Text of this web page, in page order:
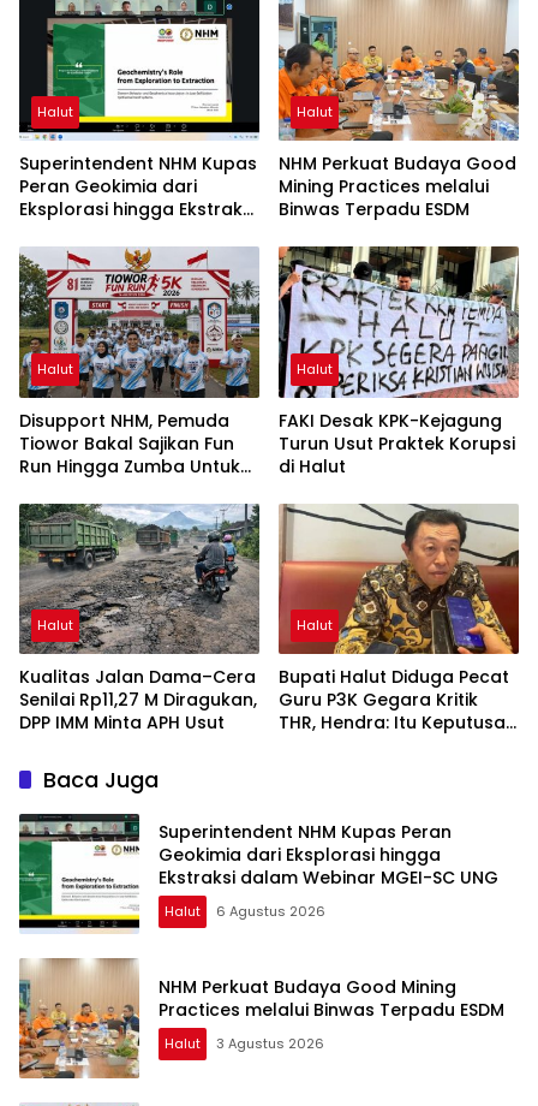
Halut
Superintendent NHM Kupas
Peran Geokimia dari
Eksplorasi hingga Ekstraksi
UNG
Halut
NHM Perkuat Budaya Good
Mining Practices melalui
Binwas Terpadu ESDM
Halut
Disupport NHM, Pemuda
Tiowor Bakal Sajikan Fun
Run Hingga Zumba Untuk
Halut
FAKI Desak KPK-Kejagung
Turun Usut Praktek Korupsi
di Halut
Halut
Kualitas Jalan Dama–Cera
Senilai Rp11,27 M Diragukan,
DPP IMM Minta APH Usut
Halut
Bupati Halut Diduga Pecat
Guru P3K Gegara Kritik
THR, Hendra: Itu Keputusan
Baca Juga
Superintendent NHM Kupas Peran
Geokimia dari Eksplorasi hingga
Ekstraksi dalam Webinar MGEI-SC UNG
Halut 6 Agustus 2026
NHM Perkuat Budaya Good Mining
Practices melalui Binwas Terpadu ESDM
Halut 3 Agustus 2026